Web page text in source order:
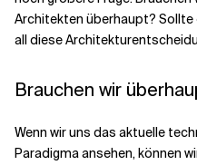
Architekten überhaupt? Sollte
all diese
Brauchen wir
Wenn wir uns das aktuelle
Paradigma ansehen, können